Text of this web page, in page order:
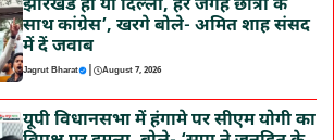
झारखंड हो या दिल्ली, हर जगह छात्रों के
साथ कांग्रेस’, खरगे बोले- अमित शाह संसद
में दें जवाब
Jagrut Bharat | August 7, 2026
यूपी विधानसभा में हंगामे पर सीएम योगी का